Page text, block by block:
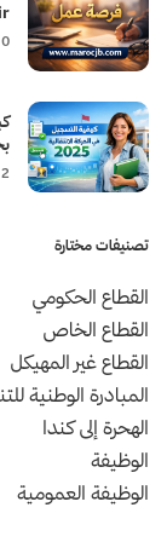
0 دقيقة قراءة
2 دقيقة قراءة
تصنيفات مختارة
القطاع الحكومي
القطاع الخاص
القطاع غير المهيكل
المبادرة الوطنية
الهحرة إلى كندا
الوظيفة
الوظيفة العمومية